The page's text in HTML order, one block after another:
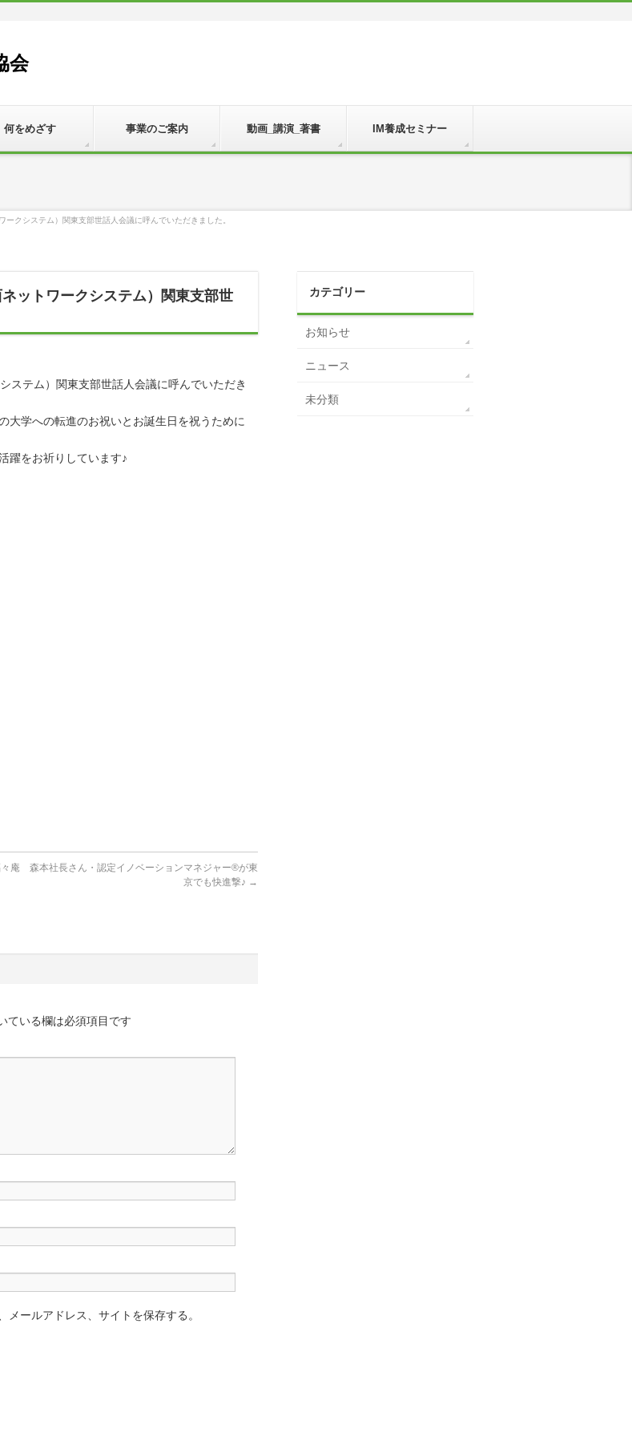
会
何をめざす 事業のご案内 動画_講演_著書 IM養成セミナー
クシステム）関東支部世話人会議に呼んでいただきました。
ットワークシステム）関東支部世
ステム）関東支部世話人会議に呼んでいただき
大学への転進のお祝いとお誕生日を祝うために
躍をお祈りしています♪
庵 森本社長さん・認定イノベーションマネジャー®が東
京でも快進撃♪ →
ている欄は必須項目です
ールアドレス、サイトを保存する。
カテゴリー
お知らせ
ニュース
未分類